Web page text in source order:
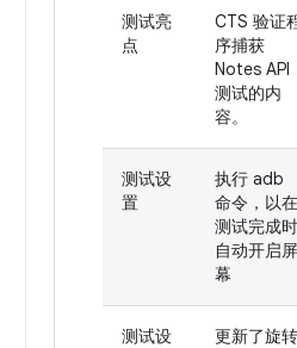
测试亮
点
CTS 验证
序捕获
Notes API
测试的内
容。
测试设
置
执行 adb
命令，以在
测试完成时
自动开启屏
幕
测试设
更新了旋转